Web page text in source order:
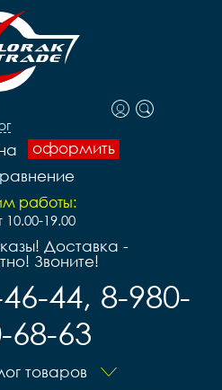
оформить
работы:
10.00-19.00
Доставка -
Звоните!
44, 8-980-
68-63
товаров